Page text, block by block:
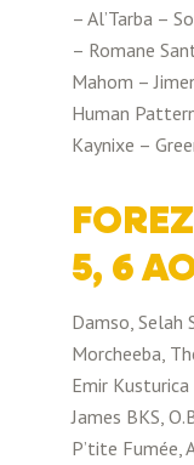
– Al’Tarba –
– Romane
Mahom –
Human
Kaynixe –
5, 6
Damso, Selah
Morcheeba,
Emir Kusturica
James BKS,
P’tite Fumée,